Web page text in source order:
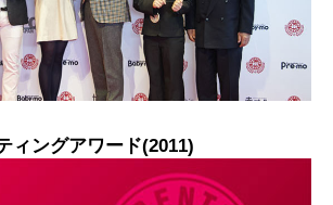
ィングアワード(2011)